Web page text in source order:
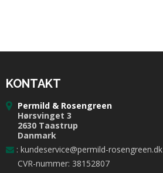
KONTAKT
Permild & Rosengreen
Hørsvinget 3
2630 Taastrup
Danmark
: kundeservice@permild-rosengreen.dk
CVR-nummer: 38152807